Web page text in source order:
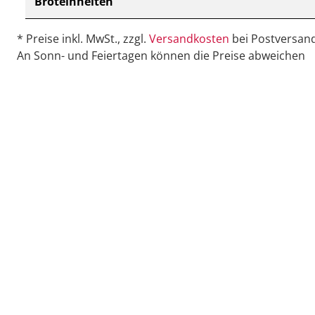
* Preise inkl. MwSt., zzgl. Versandkosten bei
An Sonn- und Feiertagen können die Preise abweichen